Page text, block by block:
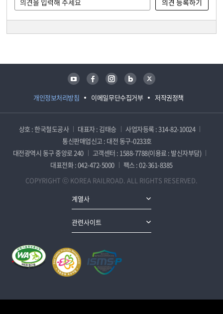
개인정보처리방침 이메일무단수집거부 저작권정책
유튜브 페이스북 인스타그램 블로그 트위터
상호 : 한국철도공사 대표자 : 김태승
사업자등록 : 314-82-10024
통신판매업신고 : 대전 동구-0233호
대전광역시 동구 중앙로 240
고객센터 : 1588-7788(이용료 : 발신자부담)
대표전화 : 042-472-5000
팩스 : 02-361-8385
COPYRIGHT ⓒ KOREA RAILROAD. ALL RIGHTS RESERVED.
계열사
관련사이트